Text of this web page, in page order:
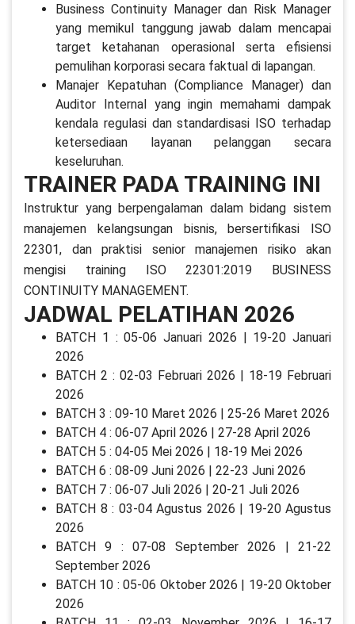
Business Continuity Manager dan Risk Manager
yang memikul tanggung jawab dalam mencapai
target ketahanan operasional serta efisiensi
pemulihan korporasi secara faktual di lapangan.
Manajer Kepatuhan (Compliance Manager) dan
Auditor Internal yang ingin memahami dampak
kendala regulasi dan standardisasi ISO terhadap
ketersediaan layanan pelanggan secara
keseluruhan.
TRAINER PADA TRAINING INI
Instruktur yang berpengalaman dalam bidang sistem
manajemen kelangsungan bisnis, bersertifikasi ISO
22301, dan praktisi senior manajemen risiko akan
mengisi training ISO 22301:2019 BUSINESS
CONTINUITY MANAGEMENT.
JADWAL PELATIHAN 2026
BATCH 1 : 05-06 Januari 2026 | 19-20 Januari
2026
BATCH 2 : 02-03 Februari 2026 | 18-19 Februari
2026
BATCH 3 : 09-10 Maret 2026 | 25-26 Maret 2026
BATCH 4 : 06-07 April 2026 | 27-28 April 2026
BATCH 5 : 04-05 Mei 2026 | 18-19 Mei 2026
BATCH 6 : 08-09 Juni 2026 | 22-23 Juni 2026
BATCH 7 : 06-07 Juli 2026 | 20-21 Juli 2026
BATCH 8 : 03-04 Agustus 2026 | 19-20 Agustus
2026
BATCH 9 : 07-08 September 2026 | 21-22
September 2026
BATCH 10 : 05-06 Oktober 2026 | 19-20 Oktober
2026